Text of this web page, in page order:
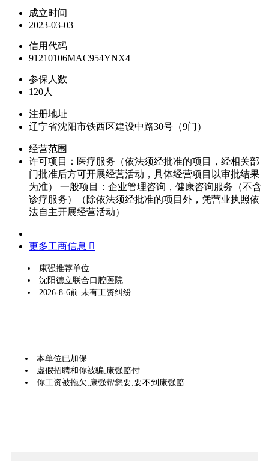
成立时间
2023-03-03
信用代码
91210106MAC954YNX4
参保人数
120人
注册地址
辽宁省沈阳市铁西区建设中路30号（9门）
经营范围
许可项目：医疗服务（依法须经批准的项目，经相关部
门批准后方可开展经营活动，具体经营项目以审批结果
为准） 一般项目：企业管理咨询，健康咨询服务（不含
诊疗服务）（除依法须经批准的项目外，凭营业执照依
法自主开展经营活动）
更多工商信息 
康强推荐单位
沈阳德立联合口腔医院
2026-8-6前 未有工资纠纷
本单位已加保
虚假招聘和你被骗,康强赔付
你工资被拖欠,康强帮您要,要不到康强赔